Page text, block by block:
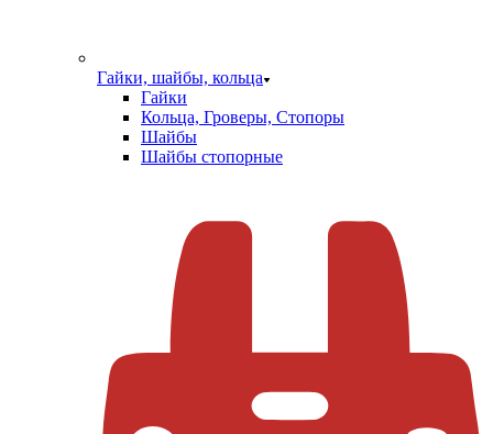
Гайки, шайбы, кольца
Гайки
Кольца, Гроверы, Стопоры
Шайбы
Шайбы стопорные